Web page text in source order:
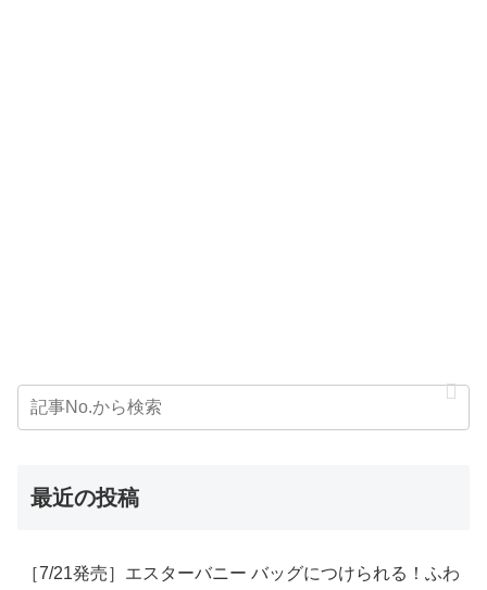
最近の投稿
［7/21発売］エスターバニー バッグにつけられる！ふわ